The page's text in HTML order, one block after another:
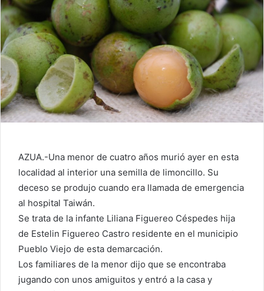
AZUA.-Una menor de cuatro años murió ayer en esta
localidad al interior una semilla de limoncillo. Su
deceso se produjo cuando era llamada de emergencia
al hospital Taiwán.
Se trata de la infante Liliana Figuereo Céspedes hija
de Estelin Figuereo Castro residente en el municipio
Pueblo Viejo de esta demarcación.
Los familiares de la menor dijo que se encontraba
jugando con unos amiguitos y entró a la casa y